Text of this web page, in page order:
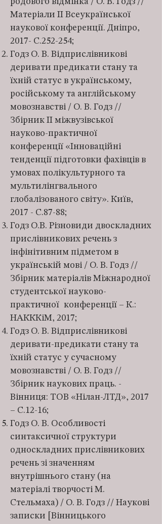
Матеріали ІІ Всеукраїнської
наукової конференції. Дніпро,
2017- С.252-254;
Годз О. В. Відприслівникові
деривати предикати стану та
їхній статус в українському,
російському та англійському
мовознавстві / О. В. Годз //
Збірник ІІ міжвузівської
науково-практичної
конференції «Інноваційні
тенденції підготовки фахівців в
умовах полікультурного та
мультилінгвального
глобалізованого світу». Київ,
2017 - С.87-88;
Годз О.В. Різновиди двоскладних
прислівникових речень з
інфінітивним підметом в
українській мові / О. В. Годз //
Збірник матеріалів Міжнародної
студентської науково-
практичної конференції – К.:
НАКККіМ, 2017;
Годз О. В. Відприслівникові
деривати-предикати стану та
їхній статус у сучасному
мовознавстві / О. В. Годз //
Збірник наукових праць. -
Вінниця: ТОВ «Нілан-ЛТД», 2017
– С.12-16;
Годз О. В. Особливості
синтаксичної структури
односкладних прислівникових
речень зі значенням
внутрішнього стану (на
матеріалі творчості М.
Стельмаха) / О. В. Годз // Наукові
записки [Вінницького